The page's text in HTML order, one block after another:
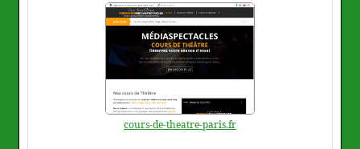
cours-de-theatre-paris.fr